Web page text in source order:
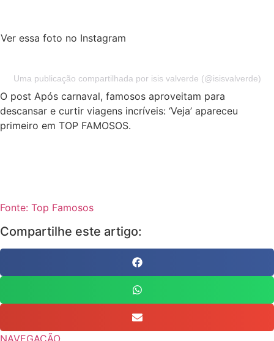
Ver essa foto no Instagram
Uma publicação compartilhada por isis valverde (@isisvalverde)
O post Após carnaval, famosos aproveitam para
descansar e curtir viagens incríveis: ‘Veja’ apareceu
primeiro em TOP FAMOSOS.
Fonte: Top Famosos
Compartilhe este artigo:
NAVEGAÇÃO